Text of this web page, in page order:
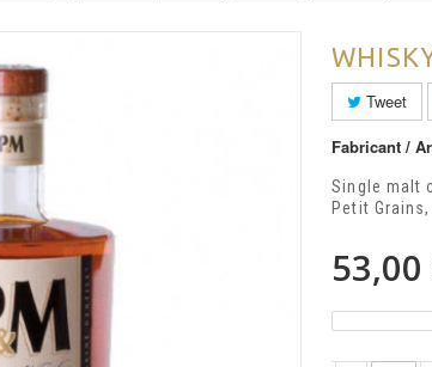
Tweet
Fabricant /
Single malt
Petit
53,00